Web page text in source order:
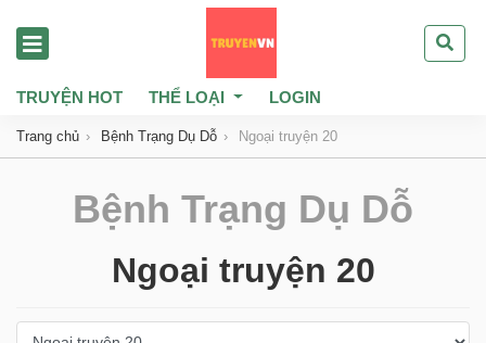
TRUYỆN HOT THỂ LOẠI LOGIN
Trang chủ Bệnh Trạng Dụ Dỗ Ngoại truyện 20
Bệnh Trạng Dụ Dỗ
Ngoại truyện 20